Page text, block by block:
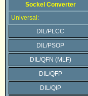
Sockel Converter
Universal:
DIL/PLCC
DIL/PSOP
DIL/QFN (MLF)
DIL/QFP
DIL/QIP